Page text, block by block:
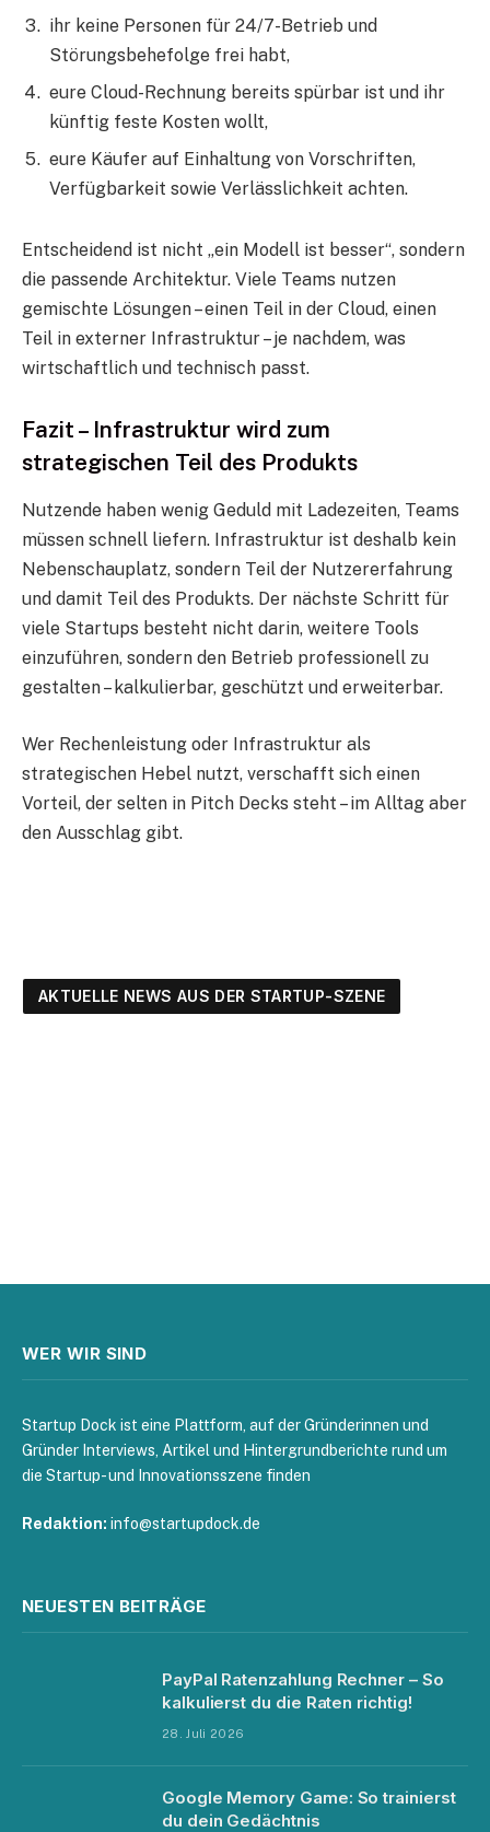
ihr keine Personen für 24/7-Betrieb und
Störungsbehefolge frei habt,
eure Cloud-Rechnung bereits spürbar ist und ihr
künftig feste Kosten wollt,
eure Käufer auf Einhaltung von Vorschriften,
Verfügbarkeit sowie Verlässlichkeit achten.
Entscheidend ist nicht „ein Modell ist besser“, sondern
die passende Architektur. Viele Teams nutzen
gemischte Lösungen – einen Teil in der Cloud, einen
Teil in externer Infrastruktur – je nachdem, was
wirtschaftlich und technisch passt.
Fazit – Infrastruktur wird zum
strategischen Teil des Produkts
Nutzende haben wenig Geduld mit Ladezeiten, Teams
müssen schnell liefern. Infrastruktur ist deshalb kein
Nebenschauplatz, sondern Teil der Nutzererfahrung
und damit Teil des Produkts. Der nächste Schritt für
viele Startups besteht nicht darin, weitere Tools
einzuführen, sondern den Betrieb professionell zu
gestalten – kalkulierbar, geschützt und erweiterbar.
Wer Rechenleistung oder Infrastruktur als
strategischen Hebel nutzt, verschafft sich einen
Vorteil, der selten in Pitch Decks steht – im Alltag aber
den Ausschlag gibt.
AKTUELLE NEWS AUS DER STARTUP-SZENE
WER WIR SIND
Startup Dock ist eine Plattform, auf der Gründerinnen und
Gründer Interviews, Artikel und Hintergrundberichte rund um
die Startup- und Innovationsszene finden
Redaktion: info@startupdock.de
NEUESTEN BEITRÄGE
PayPal Ratenzahlung Rechner – So
kalkulierst du die Raten richtig!
28. Juli 2026
Google Memory Game: So trainierst
du dein Gedächtnis